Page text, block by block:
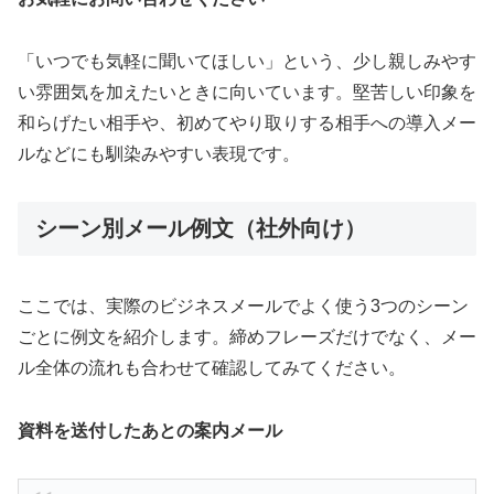
「いつでも気軽に聞いてほしい」という、少し親しみやす
い雰囲気を加えたいときに向いています。堅苦しい印象を
和らげたい相手や、初めてやり取りする相手への導入メー
ルなどにも馴染みやすい表現です。
シーン別メール例文（社外向け）
ここでは、実際のビジネスメールでよく使う3つのシーン
ごとに例文を紹介します。締めフレーズだけでなく、メー
ル全体の流れも合わせて確認してみてください。
資料を送付したあとの案内メール